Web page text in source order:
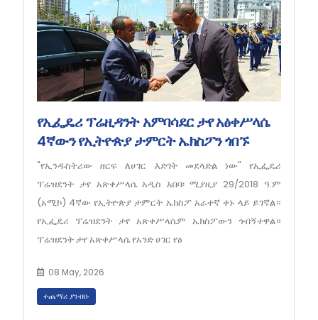
የኢፌዴሪ ፕሬዚዳንት አምባሳደር ታየ አፅቀሥላሴ
4ኛውን የኢትዮጵያ ታምርት ኤክስፖን ጎበኙ
"የኢንዱስትሪው ዘርፍ ለሀገር እድገት መደላድል ነው" የኢፌዴሪ
ፕሬዝደንት ታየ አጽቀሥላሴ አዲስ አበባ፡ ሚያዚያ 29/2018 ዓ.ም
(አሚኮ) 4ኛው የኢትዮጵያ ታምርት ኤክስፖ አራተኛ ቀኑ ላይ ይገኛል።
የኢፌዴሪ ፕሬዝደንት ታየ አጽቀሥላሴም ኤክስፖውን ጎብኝተዋል።
ፕሬዝደንት ታየ አጽቀሥላሴ የአንድ ሀገር የዕ
08 May, 2026
ተጨማሪ ያንብቡ